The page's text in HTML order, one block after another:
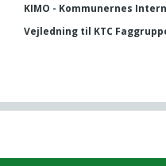
KIMO - Kommunernes
Vejledning til KTC